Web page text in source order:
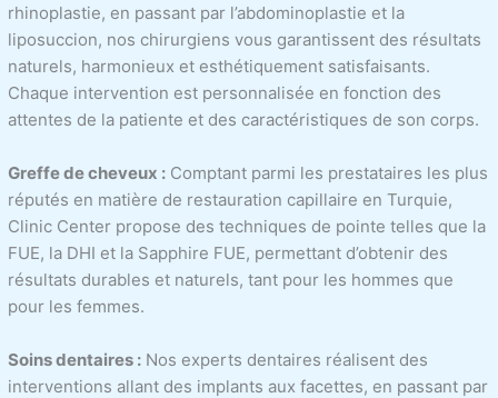
rhinoplastie, en passant par l’abdominoplastie et la
liposuccion, nos chirurgiens vous garantissent des résultats
naturels, harmonieux et esthétiquement satisfaisants.
Chaque intervention est personnalisée en fonction des
attentes de la patiente et des caractéristiques de son corps.
Greffe de cheveux : Comptant parmi les prestataires les plus
réputés en matière de restauration capillaire en Turquie,
Clinic Center propose des techniques de pointe telles que la
FUE, la DHI et la Sapphire FUE, permettant d’obtenir des
résultats durables et naturels, tant pour les hommes que
pour les femmes.
Soins dentaires : Nos experts dentaires réalisent des
interventions allant des implants aux facettes, en passant par